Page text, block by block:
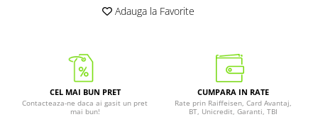
Adauga la Favorite
CEL MAI BUN PRET
Contacteaza-ne daca ai gasit un pret
mai bun!
CUMPARA IN RATE
Rate prin Raiffeisen, Card Avantaj,
BT, Unicredit, Garanti, TBI